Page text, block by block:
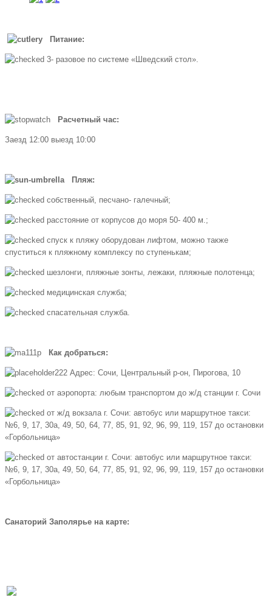
Питание:
3- разовое по системе «Шведский стол».
Расчетный час:
Заезд 12:00 выезд 10:00
Пляж:
собственный, песчано- галечный;
расстояние от корпусов до моря 50- 400 м.;
спуск к пляжу оборудован лифтом, можно также
спуститься к пляжному комплексу по ступенькам;
шезлонги, пляжные зонты, лежаки, пляжные полотенца;
медицинская служба;
спасательная служба.
Как добраться:
Адрес: Сочи, Центральный р-он, Пирогова, 10
от аэропорта: любым транспортом до ж/д станции г. Сочи
от ж/д вокзала г. Сочи: автобус или маршрутное такси:
№6, 9, 17, 30а, 49, 50, 64, 77, 85, 91, 92, 96, 99, 119, 157 до остановки
«Горбольница»
от автостанции г. Сочи: автобус или маршрутное такси:
№6, 9, 17, 30а, 49, 50, 64, 77, 85, 91, 92, 96, 99, 119, 157 до остановки
«Горбольница»
Санаторий Заполярье на карте: